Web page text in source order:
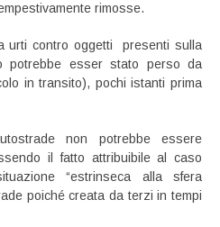
rimosse.
urti contro oggetti presenti sulla
potrebbe esser stato perso da
in transito), pochi istanti prima
non potrebbe essere
il fatto attribuibile al caso
“estrinseca alla sfera
poiché creata da terzi in tempi